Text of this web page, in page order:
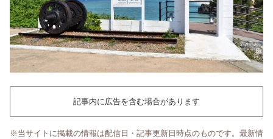
記事内に広告を含む場合があります
※当サイトに掲載の情報は配信日・記事更新日時点のものです。最新情